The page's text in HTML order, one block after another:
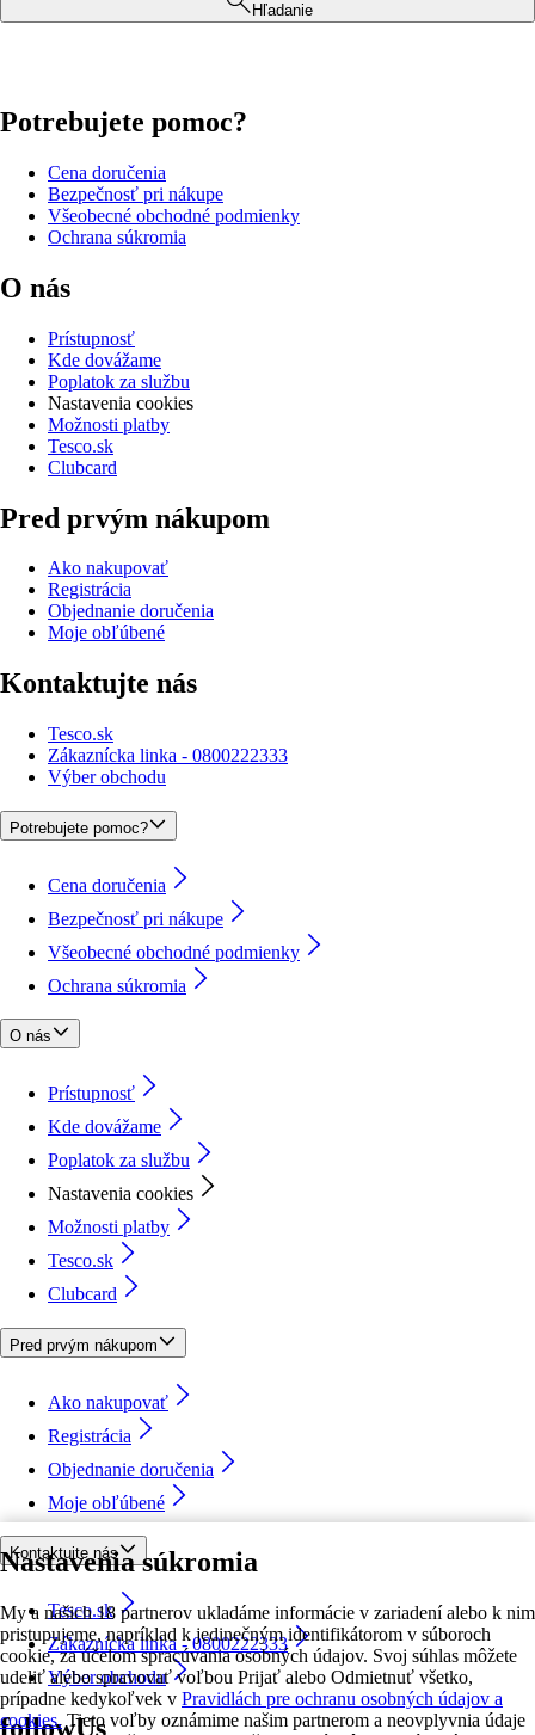
Nastavenia súkromia
My a našich 18 partnerov ukladáme informácie v zariadení alebo k nim
pristupujeme, napríklad k jedinečným identifikátorom v súboroch
cookie, za účelom spracúvania osobných údajov. Svoj súhlas môžete
udeliť alebo spravovať voľbou Prijať alebo Odmietnuť všetko,
prípadne kedykoľvek v Pravidlách pre ochranu osobných údajov a
cookies. Tieto voľby oznámime našim partnerom a neovplyvnia údaje
Hľadanie
Potrebujete pomoc?
Cena doručenia
Bezpečnosť pri nákupe
Všeobecné obchodné podmienky
Ochrana súkromia
O nás
Prístupnosť
Kde dovážame
Poplatok za službu
Nastavenia cookies
Možnosti platby
Tesco.sk
Clubcard
Pred prvým nákupom
Ako nakupovať
Registrácia
Objednanie doručenia
Moje obľúbené
Kontaktujte nás
Tesco.sk
Zákaznícka linka - 0800222333
Výber obchodu
Potrebujete pomoc?
Cena doručenia
Bezpečnosť pri nákupe
Všeobecné obchodné podmienky
Ochrana súkromia
O nás
Prístupnosť
Kde dovážame
Poplatok za službu
Nastavenia cookies
Možnosti platby
Tesco.sk
Clubcard
Pred prvým nákupom
Ako nakupovať
Registrácia
Objednanie doručenia
Moje obľúbené
Kontaktujte nás
Tesco.sk
Zákaznícka linka - 0800222333
Výber obchodu
followUs